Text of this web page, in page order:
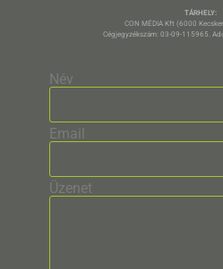
TÁRHELY:
CON MÉDIA Kft (6000
Cégjegyzékszám: 03-09-115965.
Név
Email
Üzenet